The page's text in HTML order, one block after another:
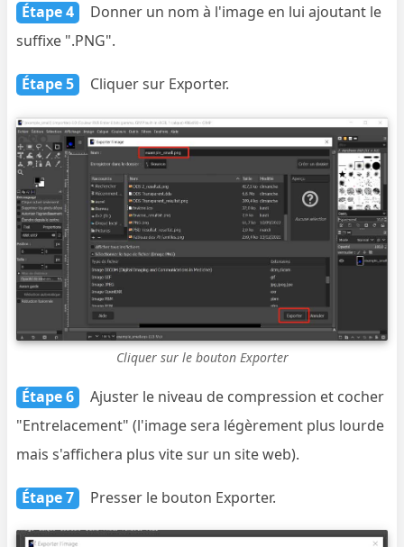
Étape 4
Donner un nom à l'image en lui ajoutant le
suffixe ".PNG".
Étape 5 Cliquer sur Exporter.
Cliquer sur le bouton Exporter
Étape 6
Ajuster le niveau de compression et cocher
"Entrelacement" (l'image sera légèrement plus lourde
mais s'affichera plus vite sur un site web).
Étape 7 Presser le bouton Exporter.